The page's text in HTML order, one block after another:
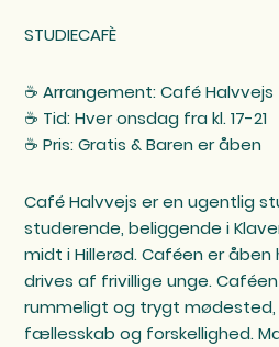
STUDIECAFÈ
☕️ Arrangement: Café
☕️ Tid: Hver onsdag fra kl. 17-21
☕️ Pris: Gratis & Baren er åben
Café Halvvejs er en ugentlig
studerende, beliggende i
midt i Hillerød. Caféen er åben
drives af frivillige unge.
rummeligt og trygt mødested,
fællesskab og forskellighed.